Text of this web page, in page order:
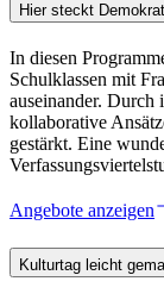
Hier steckt
In diesen
Schulklassen mit
auseinander. Durch
kollaborative
gestärkt. Eine
Angebote anzeigen
Kulturtag leicht